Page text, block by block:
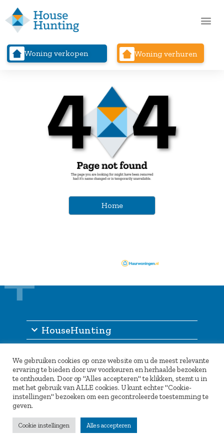
Woning verkopen Woning verhuren
Home
HouseHunting
Inlogportaal
Partners
We gebruiken cookies op onze website om u de meest relevante
ervaring te bieden door uw voorkeuren en herhaalde bezoeken
te onthouden. Door op "Alles accepteren" te klikken, stemt u in
met het gebruik van ALLE cookies. U kunt echter "Cookie-
instellingen" bezoeken om een gecontroleerde toestemming te
geven.
Cookie instellingen Alles accepteren